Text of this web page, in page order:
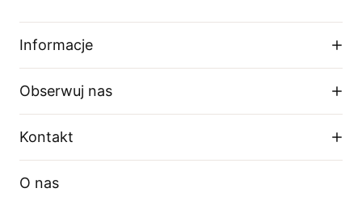
Informacje
Regulamin sklepu
Polityka prywatności
O firmie
Tabela rozmiarów
Obserwuj nas
Facebook
Kontakt
Telefon
O nas